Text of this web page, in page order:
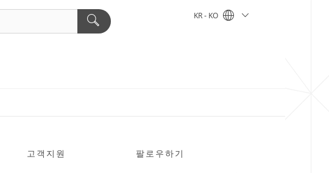
KR - KO
고객지원 팔로우하기